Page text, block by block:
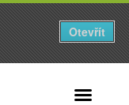
Otevřít